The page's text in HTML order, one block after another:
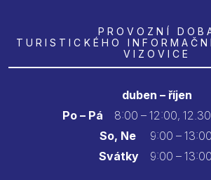
PROVOZNÍ
TURISTICKÉHO
VIZOVICE
duben – říjen
Po – Pá
8:00 – 12:00,
So, Ne9:00 – 13:00
Svátky 9:00 – 13:00